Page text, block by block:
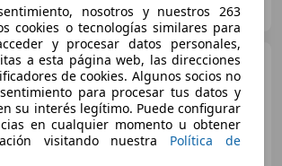
DE LOS REYES
Audi RS6
Avant Performance
463kW
€ 130.000 1
Súper oferta
nosotros y nuestros 263
cookies o tecnologías similares para
y procesar datos personales,
a esta página web, las direcciones
de cookies. Algunos socios no
para procesar tus datos y
su interés legítimo. Puede configurar
en cualquier momento u obtener
visitando nuestra Política de